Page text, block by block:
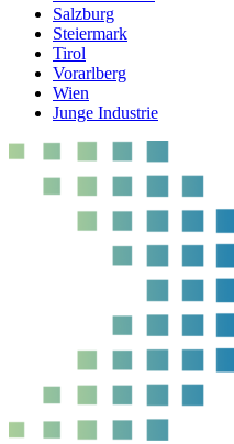
Salzburg
Steiermark
Tirol
Vorarlberg
Wien
Junge Industrie